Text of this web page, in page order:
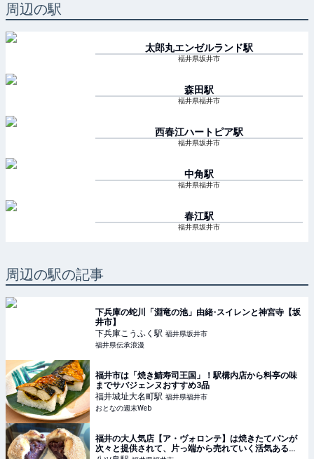
周辺の駅
太郎丸エンゼルランド駅
福井県坂井市
森田駅
福井県福井市
西春江ハートピア駅
福井県坂井市
中角駅
福井県福井市
春江駅
福井県坂井市
周辺の駅の記事
下兵庫の蛇川「淵竜の池」由緒-スイレンと神宮寺【坂
井市】
下兵庫こうふく駅 福井県坂井市
福井県伝承浪漫
福井市は「焼き鯖寿司王国」！駅構内店から料亭の味
までサバジェンヌおすすめ3品
福井城址大名町駅 福井県福井市
おとなの週末Web
福井の大人気店【ア・ヴォロンテ】は焼きたてパンが
次々と提供されて、片っ端から売れていく活気あるパ